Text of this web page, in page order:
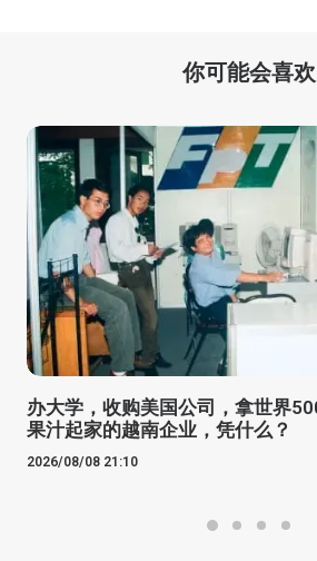
你可能会喜欢
办大学，收购美国公司，拿世界
果汁起家的越南企业，凭什么？
2026/08/08 21:10